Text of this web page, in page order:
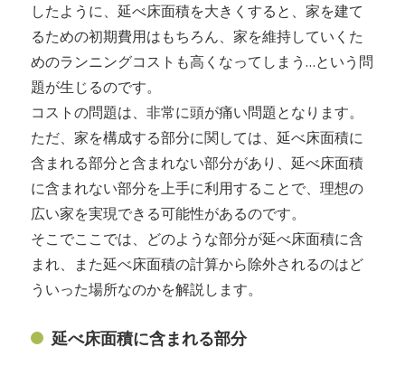
したように、延べ床面積を大きくすると、家を建て
るための初期費用はもちろん、家を維持していくた
めのランニングコストも高くなってしまう…という問
題が生じるのです。
コストの問題は、非常に頭が痛い問題となります。
ただ、家を構成する部分に関しては、延べ床面積に
含まれる部分と含まれない部分があり、延べ床面積
に含まれない部分を上手に利用することで、理想の
広い家を実現できる可能性があるのです。
そこでここでは、どのような部分が延べ床面積に含
まれ、また延べ床面積の計算から除外されるのはど
ういった場所なのかを解説します。
延べ床面積に含まれる部分